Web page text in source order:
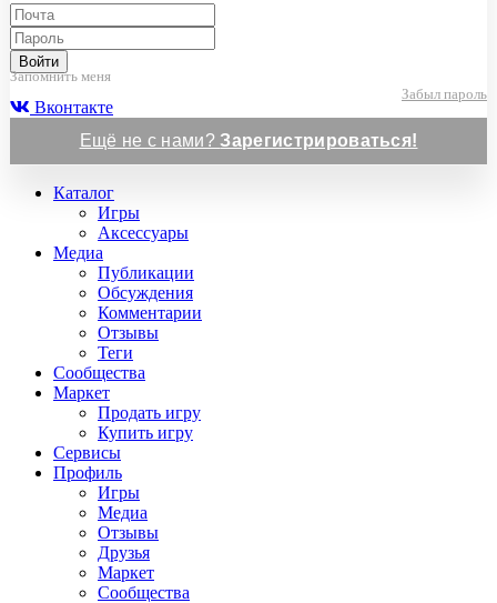
Войти
Запомнить меня
Забыл пароль
Вконтакте
Ещё не с нами?Зарегистрироваться!
Каталог
Игры
Аксессуары
Медиа
Публикации
Обсуждения
Комментарии
Отзывы
Теги
Сообщества
Маркет
Продать игру
Купить игру
Сервисы
Профиль
Игры
Медиа
Отзывы
Друзья
Маркет
Сообщества